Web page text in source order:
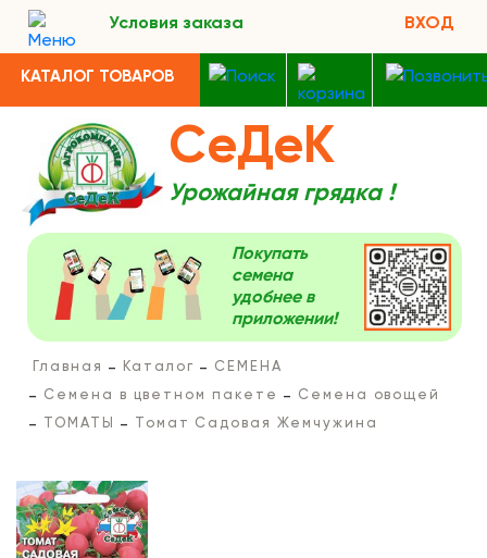
Условия заказа ВХОД
КАТАЛОГ ТОВАРОВ
СеДеК
Урожайная грядка !
Покупать
семена
удобнее в
приложении!
Главная Каталог
СЕМЕНА
Семена в цветном пакете
Семена овощей
ТОМАТЫ
Томат Садовая Жемчужина